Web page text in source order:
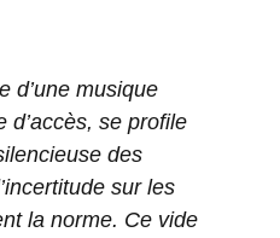
d’une musique
d’accès, se profile
des
sur les
la norme. Ce vide